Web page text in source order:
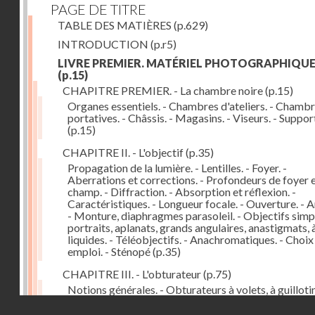
PAGE DE TITRE
TABLE DES MATIÈRES (p.629)
INTRODUCTION (p.r5)
LIVRE PREMIER. MATÉRIEL PHOTOGRAPHIQUE
(p.15)
CHAPITRE PREMIER. - La chambre noire(p.15)
Organes essentiels. - Chambres d'ateliers. -
portatives. - Châssis. - Magasins. - Viseurs. -
(p.15)
CHAPITRE II. - L'objectif(p.35)
Propagation de la lumière. - Lentilles. - Foyer. -
Aberrations et corrections. - Profondeurs de foyer
champ. - Diffraction. - Absorption et réflexion. -
Caractéristiques. - Longueur focale. - Ouverture. -
- Monture, diaphragmes parasoleil. - Objectifs
portraits, aplanats, grands angulaires, anastigmats,
liquides. - Téléobjectifs. - Anachromatiques. -
emploi. - Sténopé(p.35)
CHAPITRE III. - L'obturateur(p.75)
Notions générales. - Obturateurs à volets, à